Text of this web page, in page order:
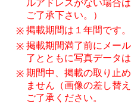
ルアドレスがない場合
ご了承下さい。）
※ 掲載期間は１年間です。
※ 掲載期間満了前にメー
了とともに写真データ
※ 期間中、掲載の取り止
ません（画像の差し替
ご了承ください。